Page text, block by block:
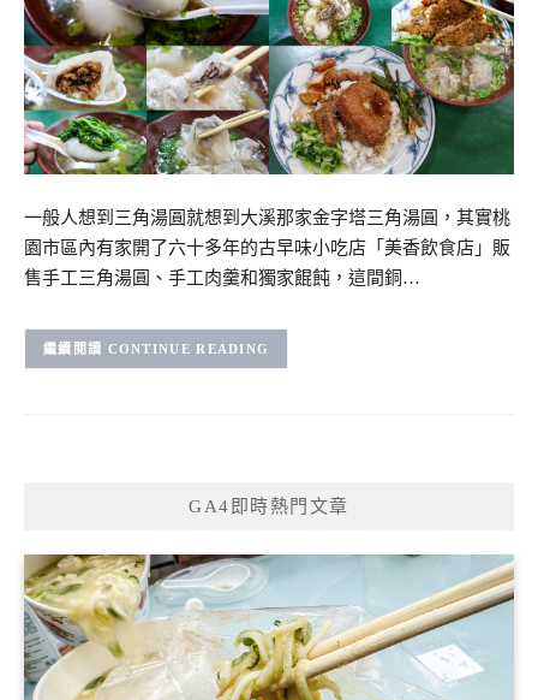
一般人想到三角湯圓就想到大溪那家金字塔三角湯圓，其實桃
園市區內有家開了六十多年的古早味小吃店「美香飲食店」販
售手工三角湯圓、手工肉羹和獨家餛飩，這間銅…
CONTINUE READING
GA4即時熱門文章